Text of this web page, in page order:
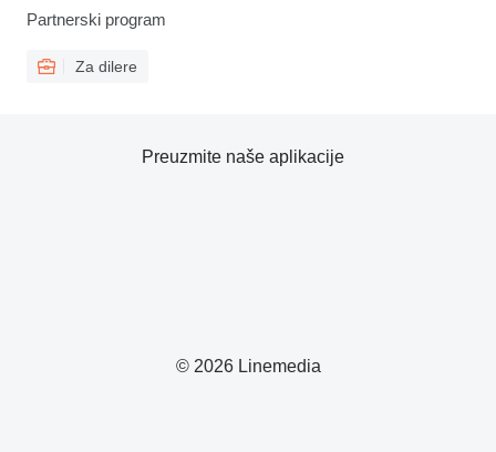
Partnerski program
Za dilere
© 2026 Linemedia
Preuzmite naše aplikacije